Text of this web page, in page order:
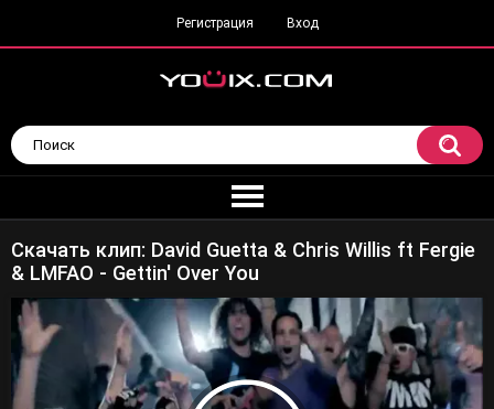
Регистрация Вход
Скачать клип: David Guetta & Chris Willis ft Fergie
& LMFAO - Gettin' Over You